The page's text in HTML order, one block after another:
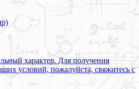
характер. Для получения
условий, пожалуйста, свяжитесь с